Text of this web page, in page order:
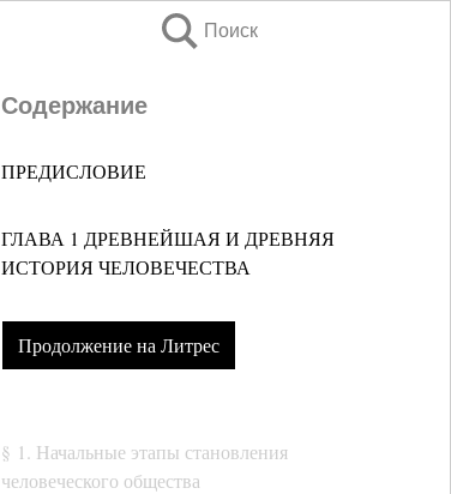
Поиск
Содержание
ПРЕДИСЛОВИЕ
ГЛАВА 1 ДРЕВНЕЙШАЯ И ДРЕВНЯЯ
ИСТОРИЯ ЧЕЛОВЕЧЕСТВА
Продолжение на Литрес
§ 1. Начальные этапы становления
человеческого общества